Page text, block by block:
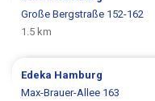
Große Bergstraße 152-162
1.5 km
Edeka Hamburg
Max-Brauer-Allee 163